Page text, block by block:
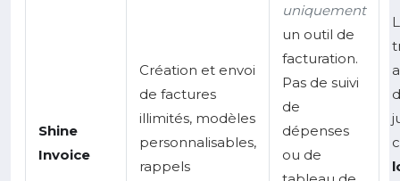
Shine
Invoice
Création et envoi
de factures
illimités, modèles
personnalisables,
rappels
uniquement
un outil de
facturation.
Pas de suivi
de
dépenses
ou de